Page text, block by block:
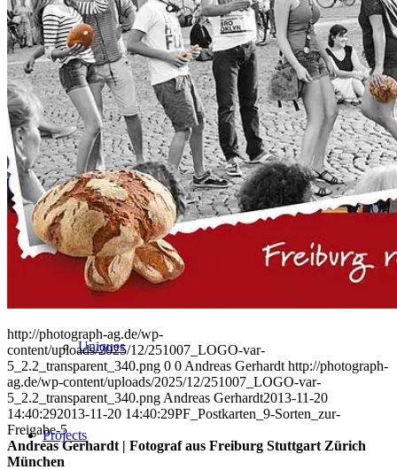
Lifestyle
Corporate
Sports
Uniques
Projects
http://photograph-ag.de/wp-
content/uploads/2025/12/251007_LOGO-var-
5_2.2_transparent_340.png 0 0 Andreas Gerhardt http://photograph-
ag.de/wp-content/uploads/2025/12/251007_LOGO-var-
5_2.2_transparent_340.png Andreas Gerhardt2013-11-20
14:40:292013-11-20 14:40:29PF_Postkarten_9-Sorten_zur-
Freigabe-5
Andreas Gerhardt | Fotograf aus Freiburg Stuttgart Zürich
München